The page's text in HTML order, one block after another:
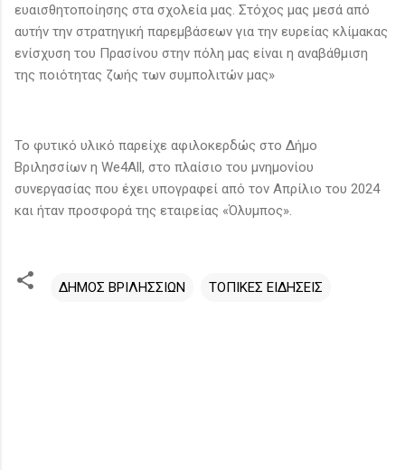
ευαισθητοποίησης στα σχολεία μας. Στόχος μας μεσά από
αυτήν την στρατηγική παρεμβάσεων για την ευρείας κλίμακας
ενίσχυση του Πρασίνου στην πόλη μας είναι η αναβάθμιση
της ποιότητας ζωής των συμπολιτών μας»
Το φυτικό υλικό παρείχε αφιλοκερδώς στο Δήμο
Βριλησσίων η We4All, στο πλαίσιο του μνημονίου
συνεργασίας που έχει υπογραφεί από τον Απρίλιο του 2024
και ήταν προσφορά της εταιρείας «Όλυμπος».
ΔΗΜΟΣ ΒΡΙΛΗΣΣΙΩΝ ΤΟΠΙΚΕΣ ΕΙΔΗΣΕΙΣ